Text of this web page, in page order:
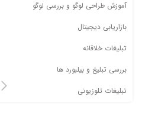
آموزش طراحی لوگو و بررسی لوگو
بازاریابی دیجیتال
تبلیغات خلاقانه
بررسی تبلیغ و بیلبورد ها
تبلیغات تلوزیونی